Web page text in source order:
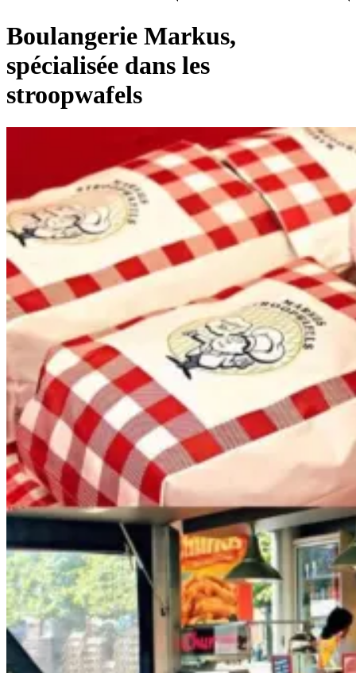
Boulangerie Markus,
spécialisée dans les
stroopwafels